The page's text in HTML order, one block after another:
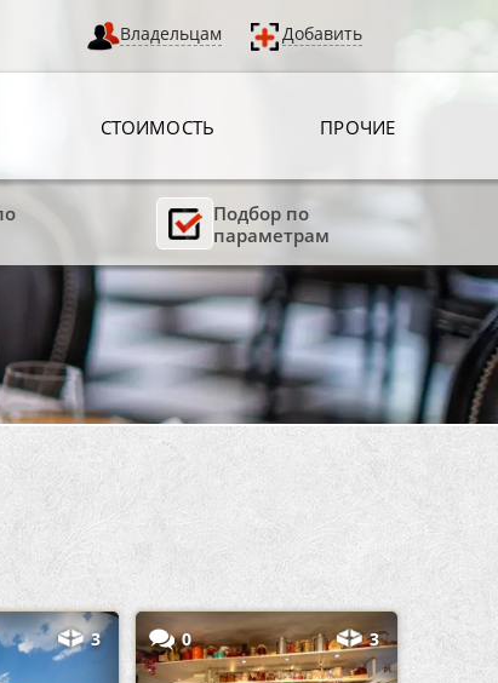
Владельцам Добавить
СТОИМОСТЬ ПРОЧИЕ
Подбор по
параметрам
3 0 3